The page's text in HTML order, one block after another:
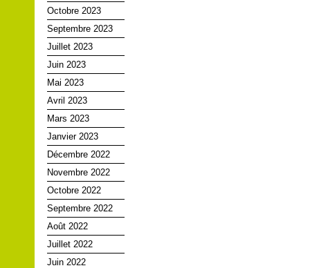
Octobre 2023
Septembre 2023
Juillet 2023
Juin 2023
Mai 2023
Avril 2023
Mars 2023
Janvier 2023
Décembre 2022
Novembre 2022
Octobre 2022
Septembre 2022
Août 2022
Juillet 2022
Juin 2022